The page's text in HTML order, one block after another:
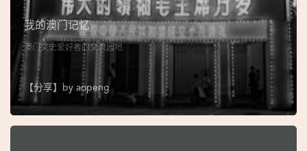
地
妈
阁
我的澳门记忆
澳门文史爱好者的交流园地
【分享】by aopeng